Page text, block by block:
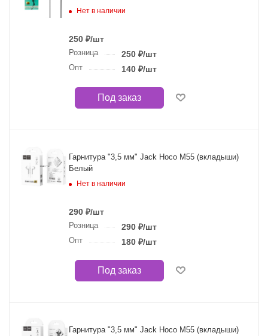
Нет в наличии
250 ₽/шт
Розница 250₽/шт
Опт 140₽/шт
Под заказ
Гарнитура "3,5 мм" Jack Hoco M55 (вкладыши)
Белый
Нет в наличии
290 ₽/шт
Розница 290₽/шт
Опт 180₽/шт
Под заказ
Гарнитура "3,5 мм" Jack Hoco M55 (вкладыши)